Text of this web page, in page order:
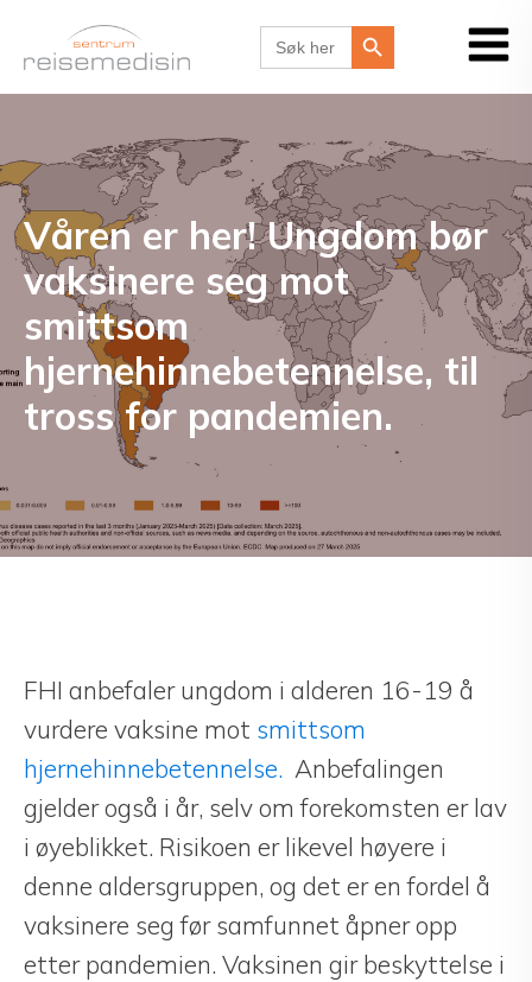
Search
for:
Search Button
Våren er her! Ungdom bør
vaksinere seg mot
smittsom
hjernehinnebetennelse, til
tross for pandemien.
FHI anbefaler ungdom i alderen 16-19 å
vurdere vaksine mot smittsom
hjernehinnebetennelse. Anbefalingen
gjelder også i år, selv om forekomsten er lav
i øyeblikket. Risikoen er likevel høyere i
denne aldersgruppen, og det er en fordel å
vaksinere seg før samfunnet åpner opp
etter pandemien. Vaksinen gir beskyttelse i